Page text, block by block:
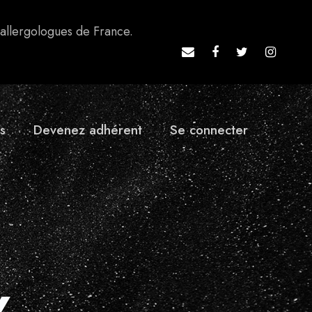
de France.
Devenez adhérent Se connecter